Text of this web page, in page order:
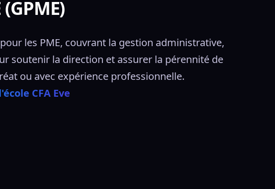
les PME, couvrant la gestion administrative,
soutenir la direction et assurer la pérennité de
ou avec expérience professionnelle.
CFA Eve